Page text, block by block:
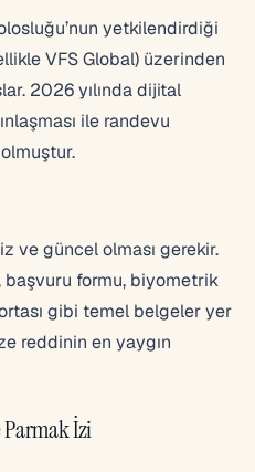
yetkilendirdiği
VFS Global) üzerinden
2026 yılında dijital
ile randevu
ve güncel olması gerekir.
başvuru formu, biyometrik
gibi temel belgeler yer
reddinin en yaygın
Parmak İzi